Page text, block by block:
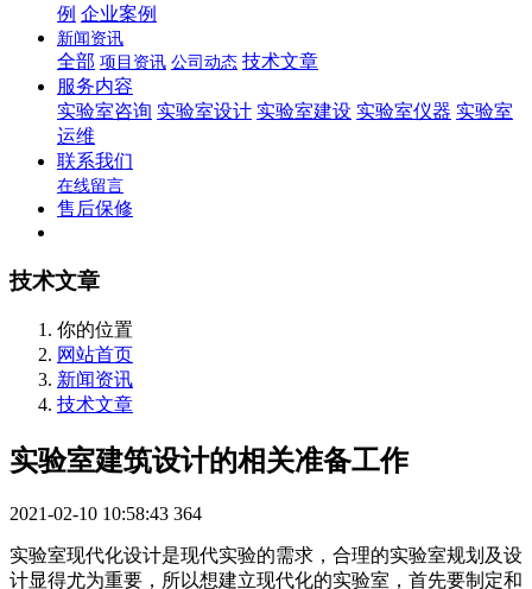
例 企业案例
新闻资讯
全部 项目资讯 公司动态 技术文章
服务内容
实验室咨询 实验室设计 实验室建设 实验室仪器 实验室
运维
联系我们
在线留言
售后保修
技术文章
你的位置
网站首页
新闻资讯
技术文章
实验室建筑设计的相关准备工作
2021-02-10 10:58:43 364
实验室现代化设计是现代实验的需求，合理的实验室规划及设
计显得尤为重要，所以想建立现代化的实验室，首先要制定和